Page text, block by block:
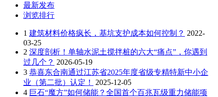
最新发布
浏览排行
1 建筑材料价格疯长，基坑支护成本如何控制？ 2022-
03-25
2 深度剖析！单轴水泥土搅拌桩的六大“痛点”，你遇到
过几个？ 2026-05-19
3 恭喜东合南通过江苏省2025年度省级专精特新中小企
业（第二批）认定！
2025-12-05
4 巨石“魔方”如何储能？全国首个百兆瓦级重力储能项